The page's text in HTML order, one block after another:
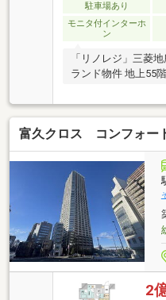
駐車場あり
モニタ付インターホ
ン
「リノレジ」三菱
ランド物件 地上55
富久クロス コンフォー
2